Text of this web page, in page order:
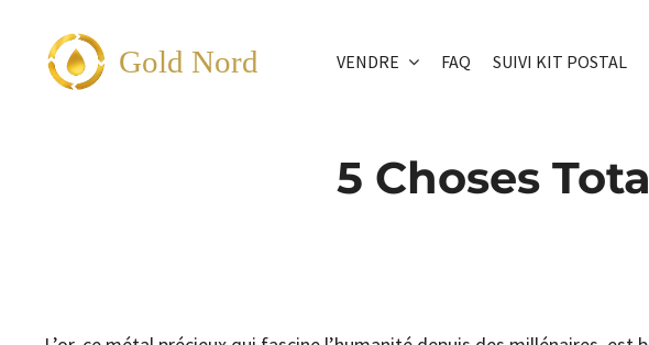
contenu
Gold Nord VENDRE FAQ SUIVI KIT POSTAL
5 Choses